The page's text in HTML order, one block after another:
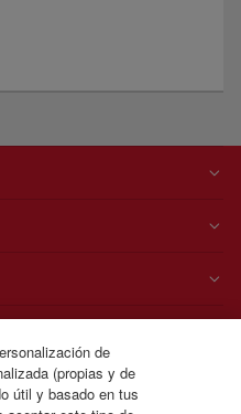
de
(propias y de
útil y basado en tus